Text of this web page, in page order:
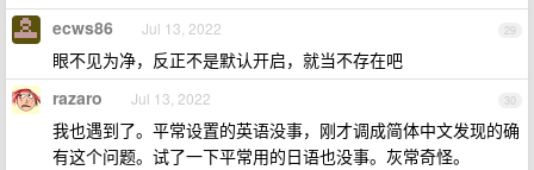
29
ecws86 Jul 13, 2022
眼不见为净，反正不是默认开启，就当不存在吧
30
razaro Jul 13, 2022
我也遇到了。平常设置的英语没事，刚才调成简体中文发现的确
有这个问题。试了一下平常用的日语也没事。灰常奇怪。